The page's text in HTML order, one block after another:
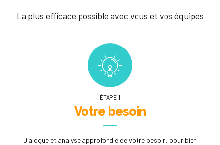
La plus efficace possible avec vous et vos équipes
ÉTAPE 1
Votre besoin
Dialogue et analyse approfondie de votre besoin, pour bien